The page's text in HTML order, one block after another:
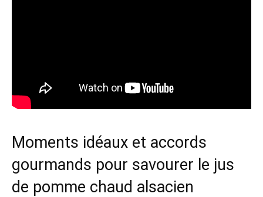
Moments idéaux et accords
gourmands pour savourer le jus
de pomme chaud alsacien